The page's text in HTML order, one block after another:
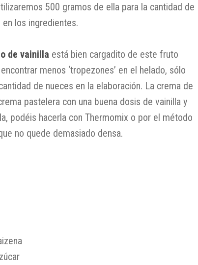
500 gramos de ella para la cantidad de
los ingredientes.
de vainilla está bien cargadito de este fruto
menos ‘tropezones’ en el helado, sólo
de nueces en la elaboración. La crema de
pastelera con una buena dosis de vainilla y
podéis hacerla con Thermomix o por el método
no quede demasiado densa.